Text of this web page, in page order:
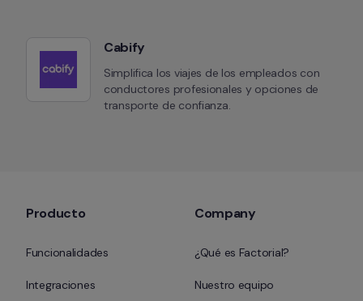
Cabify
Simplifica los viajes de los empleados con
conductores profesionales y opciones de
transporte de confianza.
Producto
Funcionalidades
Integraciones
Company
¿Qué es Factorial?
Nuestro equipo